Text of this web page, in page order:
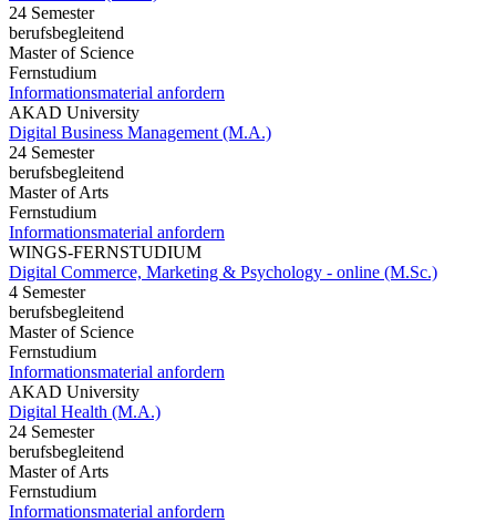
24 Semester
berufsbegleitend
Master of Science
Fernstudium
Informationsmaterial anfordern
AKAD University
Digital Business Management (M.A.)
24 Semester
berufsbegleitend
Master of Arts
Fernstudium
Informationsmaterial anfordern
WINGS-FERNSTUDIUM
Digital Commerce, Marketing & Psychology - online (M.Sc.)
4 Semester
berufsbegleitend
Master of Science
Fernstudium
Informationsmaterial anfordern
AKAD University
Digital Health (M.A.)
24 Semester
berufsbegleitend
Master of Arts
Fernstudium
Informationsmaterial anfordern